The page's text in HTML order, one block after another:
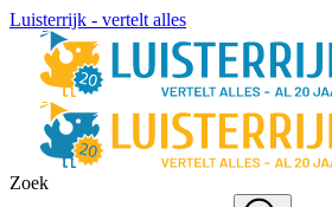
Luisterrijk - vertelt alles
Zoek